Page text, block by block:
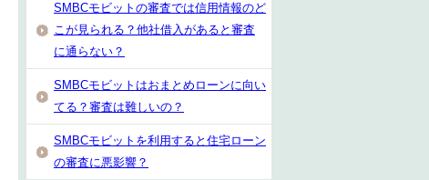
SMBCモビットの審査では信用情報のど
こが見られる？他社借入があると審査
に通らない？
SMBCモビットはおまとめローンに向い
てる？審査は難しいの？
SMBCモビットを利用すると住宅ローン
の審査に悪影響？